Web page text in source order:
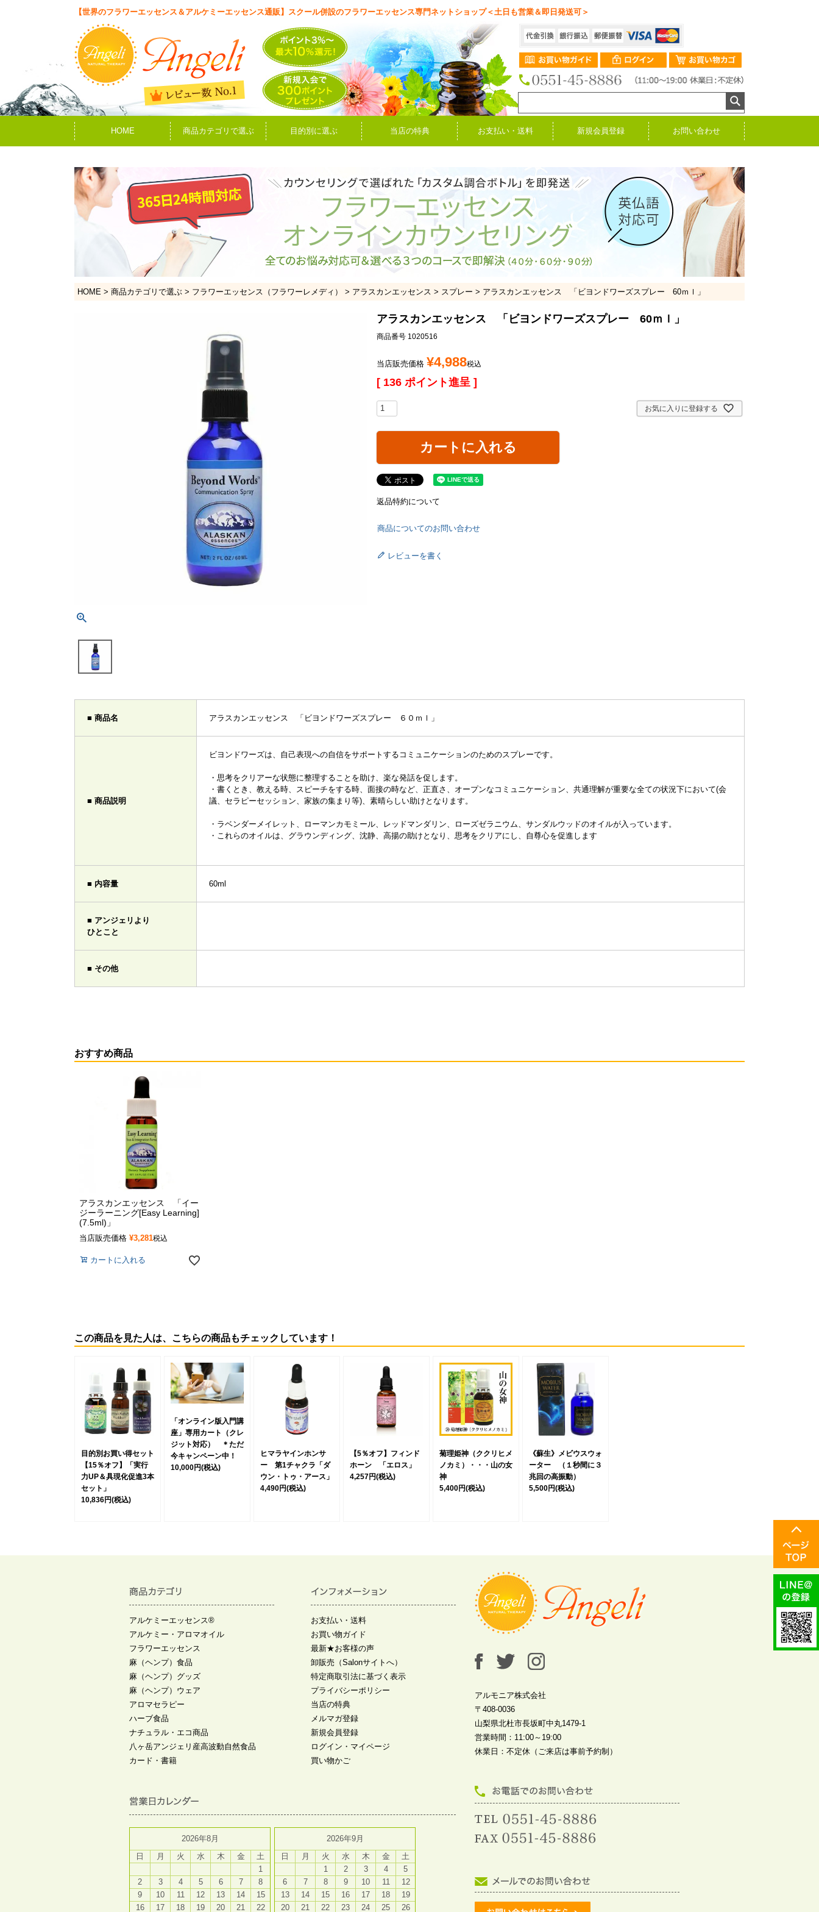
【世界のフラワーエッセンス＆アルケミーエッセンス通販】スクール併設のフラワーエッセンス専門ネットショップ＜土日も営業＆即日発送可＞
HOME 商品カテゴリで選ぶ 目的別に選ぶ 当店の特典 お支払い・送料 新規会員登録 お問い合わせ
HOME 商品カテゴリで選ぶ フラワーエッセンス（フラワーレメディ） アラスカンエッセンス スプレー アラスカンエッセンス 「ビヨンドワーズスプレー 60ｍｌ」
アラスカンエッセンス 「ビヨンドワーズスプレー 60ｍｌ」
商品番号 1020516
当店販売価格 ¥4,988税込
[ 136 ポイント進呈 ]
お気に入りに登録する
カートに入れる
返品特約について
商品についてのお問い合わせ
レビューを書く
■ 商品名 アラスカンエッセンス 「ビヨンドワーズスプレー ６０ｍｌ」
■ 商品説明
ビヨンドワーズは、自己表現への自信をサポートするコミュニケーションのためのスプレーです。
・思考をクリアーな状態に整理することを助け、楽な発話を促します。
・書くとき、教える時、スピーチをする時、面接の時など、正直さ、オープンなコミュニケーション、共通理解が重要な全ての状況下において(会
議、セラピーセッション、家族の集まり等)、素晴らしい助けとなります。
・ラベンダーメイレット、ローマンカモミール、レッドマンダリン、ローズゼラニウム、サンダルウッドのオイルが入っています。
・これらのオイルは、グラウンディング、沈静、高揚の助けとなり、思考をクリアにし、自尊心を促進します
■ 内容量 60ml
■ アンジェリより
ひとこと
■ その他
おすすめ商品
アラスカンエッセンス 「イー
ジーラーニング[Easy Learning]
(7.5ml)」
当店販売価格 ¥3,281税込
カートに入れる
この商品を見た人は、こちらの商品もチェックしています！
目的別お買い得セット
【15％オフ】「実行
力UP＆具現化促進3本
セット」
10,836円(税込)
「オンライン版入門講
座」専用カート（クレ
ジット対応） ＊ただ
今キャンペーン中！
10,000円(税込)
ヒマラヤインホンサ
ー 第1チャクラ「ダ
ウン・トゥ・アース」
4,490円(税込)
【5％オフ】フィンド
ホーン 「エロス」
4,257円(税込)
菊理姫神（ククリヒメ
ノカミ）・・・山の女
神
5,400円(税込)
《蘇生》メビウスウォ
ーター （１秒間に３
兆回の高振動）
5,500円(税込)
アルケミーエッセンス®
アルケミー・アロマオイル
フラワーエッセンス
麻（ヘンプ）食品
麻（ヘンプ）グッズ
麻（ヘンプ）ウェア
アロマセラピー
ハーブ食品
ナチュラル・エコ商品
八ヶ岳アンジェリ産高波動自然食品
カード・書籍
お支払い・送料
お買い物ガイド
最新★お客様の声
卸販売（Salonサイトへ）
特定商取引法に基づく表示
プライバシーポリシー
当店の特典
メルマガ登録
新規会員登録
ログイン・マイページ
買い物かご
2026年8月
日
月 火 水 木 金
土
1
2
3 4 5 6 7
8
9
10 11 12 13 14
15
16
17 18 19 20 21 22
2026年9月
日
月 火 水 木 金
土
1
2 3 4
5
6
7 8 9 10 11
12
13
14 15 16 17 18
19
20
21 22 23 24 25 26
アルモニア株式会社
〒408-0036
山梨県北杜市長坂町中丸1479-1
営業時間：11:00～19:00
休業日：不定休（ご来店は事前予約制）